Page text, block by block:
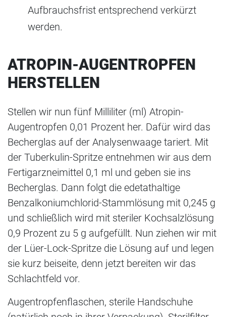
Aufbrauchsfrist entsprechend verkürzt
werden.
ATROPIN-AUGENTROPFEN
HERSTELLEN
Stellen wir nun fünf Milliliter (ml) Atropin-
Augentropfen 0,01 Prozent her. Dafür wird das
Becherglas auf der Analysenwaage tariert. Mit
der Tuberkulin-Spritze entnehmen wir aus dem
Fertigarzneimittel 0,1 ml und geben sie ins
Becherglas. Dann folgt die edetathaltige
Benzalkoniumchlorid-Stammlösung mit 0,245 g
und schließlich wird mit steriler Kochsalzlösung
0,9 Prozent zu 5 g aufgefüllt. Nun ziehen wir mit
der Lüer-Lock-Spritze die Lösung auf und legen
sie kurz beiseite, denn jetzt bereiten wir das
Schlachtfeld vor.
Augentropfenflaschen, sterile Handschuhe